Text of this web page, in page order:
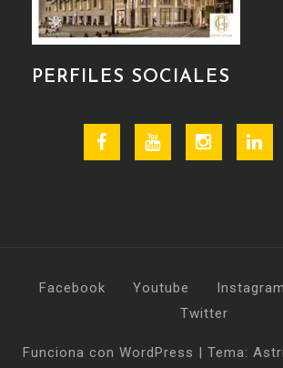
PERFILES SOCIALES
FacebookYoutube Instagram
Facebook Youtube Instagram
Twitter
Funciona con WordPress | Tema: